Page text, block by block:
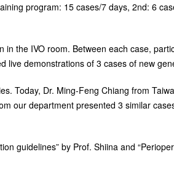
program: 15 cases/7 days, 2nd: 6
the IVO room. Between each case,
live demonstrations of 3 cases of new
Today, Dr. Ming-Feng Chiang from
our department presented 3 similar
guidelines” by Prof. Shiina and